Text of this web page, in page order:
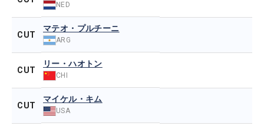
NED
CUT
マテオ・プルチーニ
ARG
CUT
リー・ハオトン
CHI
CUT
マイケル・キム
USA